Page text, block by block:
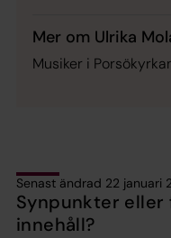
Mer om Ulrika
Musiker i
Senast ändrad 22 januari
Synpunkter eller
innehåll?